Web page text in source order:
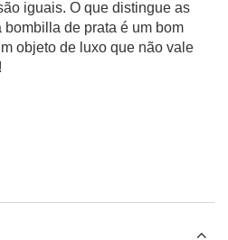
uma bebida - é uma paixão,
que cada vez mais pessoas
Se é um aficionado da erva-
o equipamento certo para
é de suma importância.